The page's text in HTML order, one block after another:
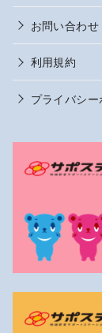
お問い合わせ
利用規約
プライバシ